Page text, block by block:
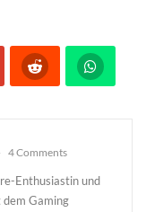
4 Comments
Enthusiastin und
Gaming